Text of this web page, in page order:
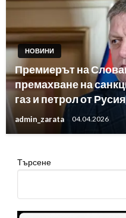
НОВИНИ
Премиерът на
премахване на
газ и петрол от Русия
admin_zarata 04.04.2026
Търсене